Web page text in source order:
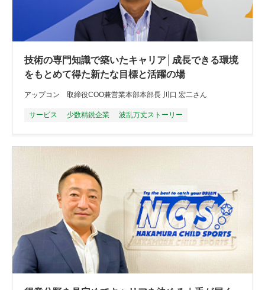
技術の専門知識で築いたキャリア│成長できる環境
をもとめて得た新たな目標と活躍の場
アップコン 取締役COO兼営業本部本部長 川口 宏二さん
サービス 少数精鋭企業 波乱万丈ストーリー